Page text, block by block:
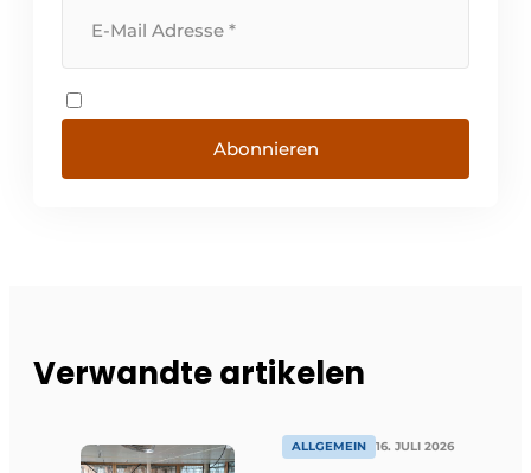
Abonnieren
Verwandte artikelen
ALLGEMEIN 16. JULI 2026